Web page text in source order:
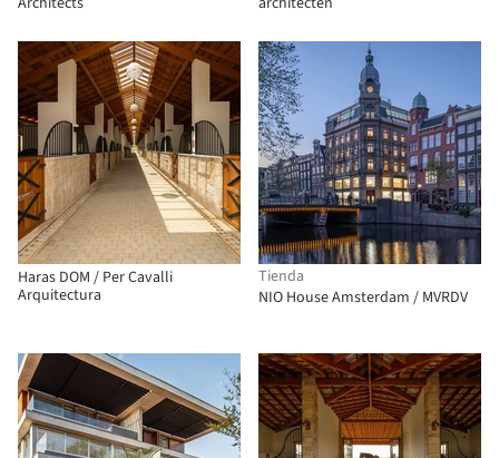
Haras DOM / Per Cavalli
Arquitectura
Tienda
NIO House Amsterdam / MVRDV